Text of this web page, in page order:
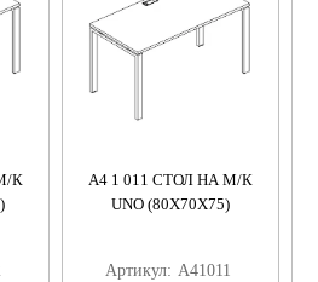
К
A4 1 011 СТОЛ НА М/К
UNO (80X70X75)
Артикул: А41011